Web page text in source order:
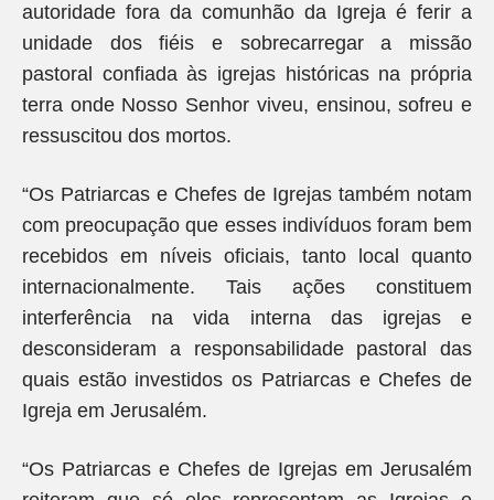
autoridade fora da comunhão da Igreja é ferir a
unidade dos fiéis e sobrecarregar a missão
pastoral confiada às igrejas históricas na própria
terra onde Nosso Senhor viveu, ensinou, sofreu e
ressuscitou dos mortos.
“Os Patriarcas e Chefes de Igrejas também notam
com preocupação que esses indivíduos foram bem
recebidos em níveis oficiais, tanto local quanto
internacionalmente. Tais ações constituem
interferência na vida interna das igrejas e
desconsideram a responsabilidade pastoral das
quais estão investidos os Patriarcas e Chefes de
Igreja em Jerusalém.
“Os Patriarcas e Chefes de Igrejas em Jerusalém